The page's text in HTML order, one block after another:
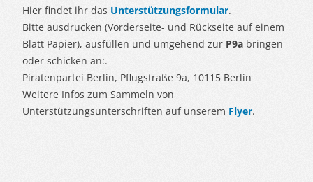
Hier findet ihr das Unterstützungsformular.
Bitte ausdrucken (Vorderseite- und Rückseite auf einem
Blatt Papier), ausfüllen und umgehend zur P9a bringen
oder schicken an:.
Piratenpartei Berlin, Pflugstraße 9a, 10115 Berlin
Weitere Infos zum Sammeln von
Unterstützungsunterschriften auf unserem Flyer.